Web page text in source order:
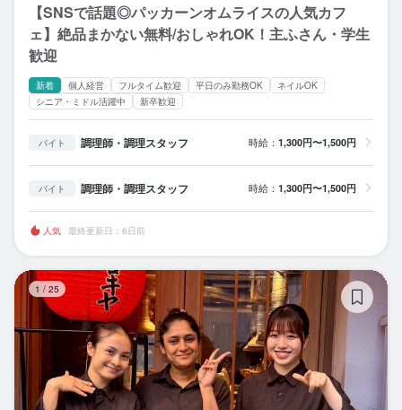
【SNSで話題◎パッカーンオムライスの人気カフ
ェ】絶品まかない無料/おしゃれOK！主ふさん・学生
歓迎
新着 個人経営 フルタイム歓迎 平日のみ勤務OK
ネイルOK
シニア・ミドル活躍中
新卒歓迎
バイト 調理師・調理スタッフ 時給： 1,300円〜1,500円
バイト 調理師・調理スタッフ 時給： 1,300円〜1,500円
人気 最終更新日：6日前
1 / 25